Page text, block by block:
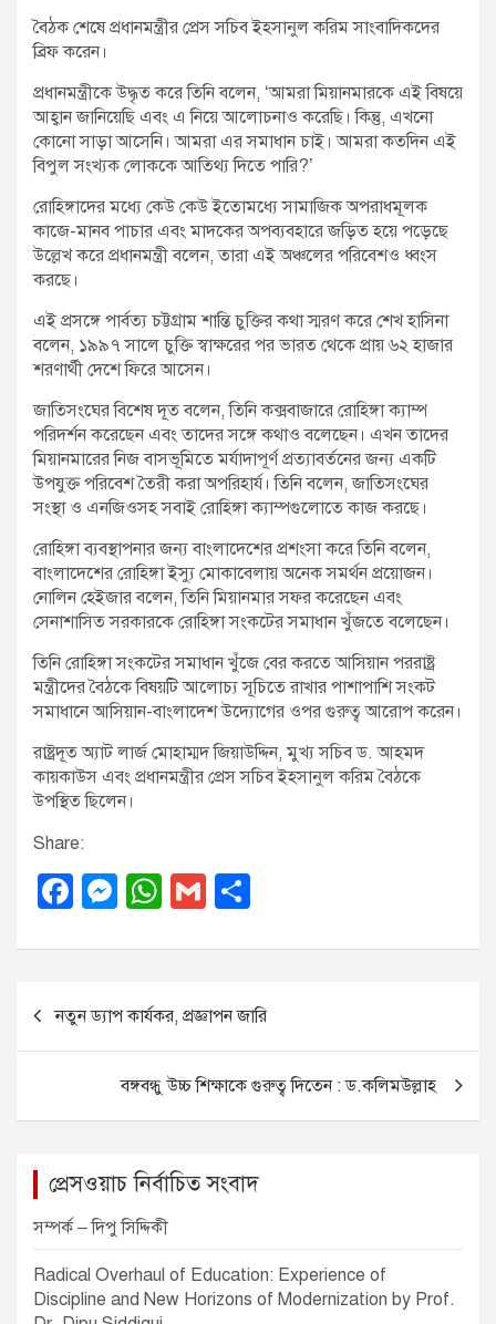
বৈঠক শেষে প্রধানমন্ত্রীর প্রেস সচিব ইহসানুল করিম সাংবাদিকদের
ব্রিফ করেন।
প্রধানমন্ত্রীকে উদ্ধৃত করে তিনি বলেন, ‘আমরা মিয়ানমারকে এই বিষয়ে
আহ্বান জানিয়েছি এবং এ নিয়ে আলোচনাও করেছি। কিন্তু, এখনো
কোনো সাড়া আসেনি। আমরা এর সমাধান চাই। আমরা কতদিন এই
বিপুল সংখ্যক লোককে আতিথ্য দিতে পারি?’
রোহিঙ্গাদের মধ্যে কেউ কেউ ইতোমধ্যে সামাজিক অপরাধমূলক
কাজে-মানব পাচার এবং মাদকের অপব্যবহারে জড়িত হয়ে পড়েছে
উল্লেখ করে প্রধানমন্ত্রী বলেন, তারা এই অঞ্চলের পরিবেশও ধ্বংস
করছে।
এই প্রসঙ্গে পার্বত্য চট্টগ্রাম শান্তি চুক্তির কথা স্মরণ করে শেখ হাসিনা
বলেন, ১৯৯৭ সালে চুক্তি স্বাক্ষরের পর ভারত থেকে প্রায় ৬২ হাজার
শরণার্থী দেশে ফিরে আসেন।
জাতিসংঘের বিশেষ দূত বলেন, তিনি কক্সবাজারে রোহিঙ্গা ক্যাম্প
পরিদর্শন করেছেন এবং তাদের সঙ্গে কথাও বলেছেন। এখন তাদের
মিয়ানমারের নিজ বাসভূমিতে মর্যাদাপূর্ণ প্রত্যাবর্তনের জন্য একটি
উপযুক্ত পরিবেশ তৈরী করা অপরিহার্য। তিনি বলেন, জাতিসংঘের
সংস্থা ও এনজিওসহ সবাই রোহিঙ্গা ক্যাম্পগুলোতে কাজ করছে।
রোহিঙ্গা ব্যবস্থাপনার জন্য বাংলাদেশের প্রশংসা করে তিনি বলেন,
বাংলাদেশের রোহিঙ্গা ইস্যু মোকাবেলায় অনেক সমর্থন প্রয়োজন।
নোলিন হেইজার বলেন, তিনি মিয়ানমার সফর করেছেন এবং
সেনাশাসিত সরকারকে রোহিঙ্গা সংকটের সমাধান খুঁজতে বলেছেন।
তিনি রোহিঙ্গা সংকটের সমাধান খুঁজে বের করতে আসিয়ান পররাষ্ট্র
মন্ত্রীদের বৈঠকে বিষয়টি আলোচ্য সূচিতে রাখার পাশাপাশি সংকট
সমাধানে আসিয়ান-বাংলাদেশ উদ্যোগের ওপর গুরুত্ব আরোপ করেন।
রাষ্ট্রদূত অ্যাট লার্জ মোহাম্মদ জিয়াউদ্দিন, মুখ্য সচিব ড. আহমদ
কায়কাউস এবং প্রধানমন্ত্রীর প্রেস সচিব ইহসানুল করিম বৈঠকে
উপস্থিত ছিলেন।
Share:
F
c
b
M
ss
e
n
g
er
W
at
A
p
p
G
ail ar
e
নতুন ড্যাপ কার্যকর, প্রজ্ঞাপন জারি
বঙ্গবন্ধু উচ্চ শিক্ষাকে গুরুত্ব দিতেন : ড.কলিমউল্লাহ
প্রেসওয়াচ নির্বাচিত সংবাদ
সম্পর্ক – দিপু সিদ্দিকী
Radical Overhaul of Education: Experience of
Discipline and New Horizons of Modernization by Prof.